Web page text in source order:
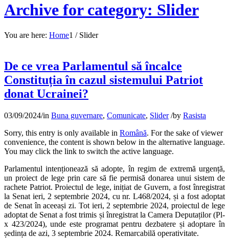
Archive for category: Slider
You are here: Home1 / Slider
De ce vrea Parlamentul să încalce
Constituția în cazul sistemului Patriot
donat Ucrainei?
03/09/2024/in Buna guvernare, Comunicate, Slider /by Rasista
Sorry, this entry is only available in Română. For the sake of viewer
convenience, the content is shown below in the alternative language.
You may click the link to switch the active language.
Parlamentul intenționează să adopte, în regim de extremă urgență,
un proiect de lege prin care să fie permisă donarea unui sistem de
rachete Patriot. Proiectul de lege, inițiat de Guvern, a fost înregistrat
la Senat ieri, 2 septembrie 2024, cu nr. L468/2024, și a fost adoptat
de Senat în aceeași zi. Tot ieri, 2 septembrie 2024, proiectul de lege
adoptat de Senat a fost trimis și înregistrat la Camera Deputaților (Pl-
x 423/2024), unde este programat pentru dezbatere și adoptare în
ședința de azi, 3 septembrie 2024. Remarcabilă operativitate.